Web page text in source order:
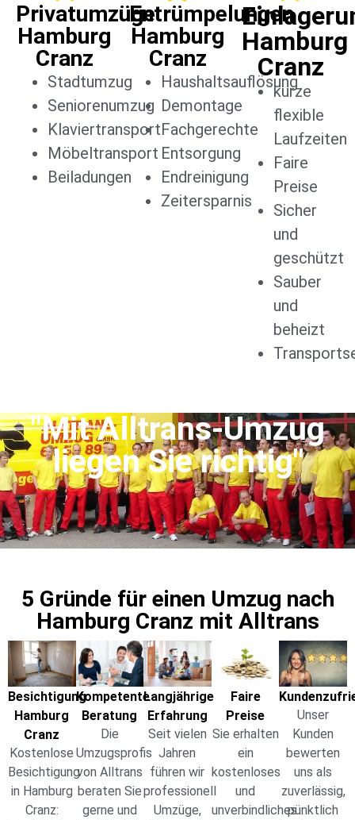
Privatumzüge
Hamburg
Cranz
Stadtumzug
Seniorenumzug
Klaviertransport
Möbeltransport
Beiladungen
Entrümpelungen
Hamburg
Cranz
Haushaltsauflösung
Demontage
Fachgerechte
Entsorgung
Endreinigung
Zeitersparnis
Hamburg
Cranz
kurze
flexible
Laufzeiten
Faire
Preise
Sicher
und
geschützt
Sauber
und
beheizt
"Mit Alltrans-Umzug
liegen Sie richtig"
5 Gründe für einen Umzug nach
Hamburg Cranz mit Alltrans
Besichtigung
Hamburg
Cranz
Kostenlose
Besichtigung
in Hamburg
Cranz:
Kompetente
Beratung
Die
Umzugsprofis
von Alltrans
beraten Sie
gerne und
Langjährige
Erfahrung
Seit vielen
Jahren
führen wir
professionell
Umzüge,
Faire
Preise
Sie erhalten
ein
kostenloses
und
unverbindliches
Unser
Kunden
bewerten
uns als
zuverlässig,
pünktlich